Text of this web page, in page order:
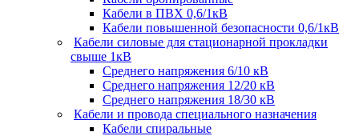
Кабели в ПВХ 0,6/1кВ
Кабели повышенной безопасности 0,6/1кВ
Кабели силовые для стационарной прокладки
свыше 1кВ
Среднего напряжения 6/10 кВ
Среднего напряжения 12/20 кВ
Среднего напряжения 18/30 кВ
Кабели и провода специального назначения
Кабели спиральные